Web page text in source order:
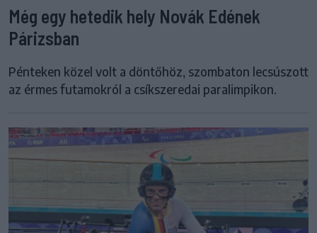
Még egy hetedik hely Novák Edének
Párizsban
Pénteken közel volt a döntőhöz, szombaton lecsúszott
az érmes futamokról a csíkszeredai paralimpikon.